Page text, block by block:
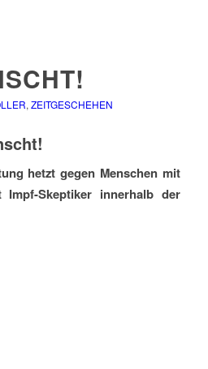
, ZEITGESCHEHEN
hetzt gegen Menschen mit
Impf-Skeptiker innerhalb der